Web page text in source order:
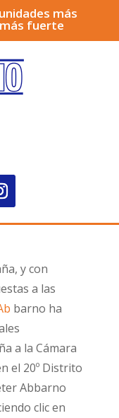
más
fuerte
y con
a las
barno ha
a la Cámara
el 20º Distrito
Abbarno
clic en